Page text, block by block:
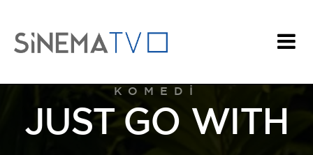
KOMEDI
JUST GO WITH